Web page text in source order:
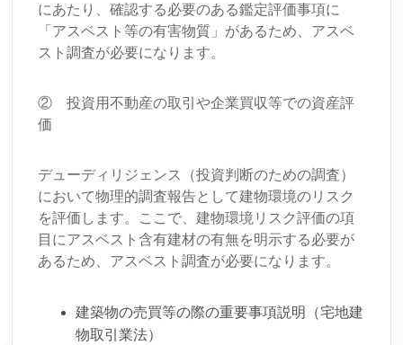
にあたり、確認する必要のある鑑定評価事項に
「アスベスト等の有害物質」があるため、アスベ
スト調査が必要になります。
② 投資用不動産の取引や企業買収等での資産評
価
デューディリジェンス（投資判断のための調査）
において物理的調査報告として建物環境のリスク
を評価します。ここで、建物環境リスク評価の項
目にアスベスト含有建材の有無を明示する必要が
あるため、アスベスト調査が必要になります。
建築物の売買等の際の重要事項説明（宅地建
物取引業法）